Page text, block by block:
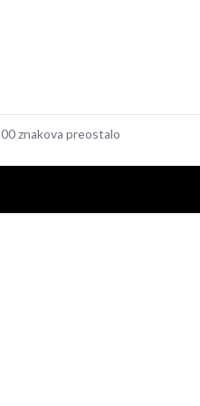
znakova preostalo